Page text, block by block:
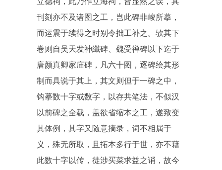
刊刻亦不及诸图之工，岂此碑非峻所摹，
而运震于续得之时别令拙工补之。欤其下
卷则自吴天发神纖碑、魏受禅碑以下迄于
唐颜真卿家庙碑，凡六十图，逐碑绘其形
制而具说于其上，其文则但于一碑之中，
钩摹数十字或数字，以存共笔法，不似汉
以前碑之全载，盖欲省缩本之工，遂致变
其体例，其字又随意摘录，词不相属于
义，殊无所取，且拓本多行于世，亦不藉
此数十字以传，徒涉买菜求益之诮，故今